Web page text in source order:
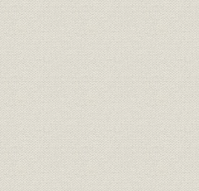
産の砂鉄成分
キルン(久慈工場)
(西宮工場)
宮工場)
機(西宮工場)
延機(西宮工場)